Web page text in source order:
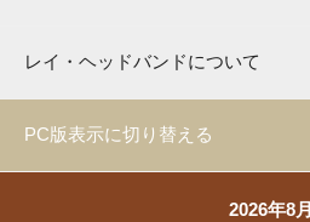
レイ・ヘッドバンドについて
PC版表示に切り替える
2026年8月